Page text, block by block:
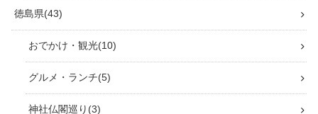
徳島県 43
おでかけ・観光 10
グルメ・ランチ 5
神社仏閣巡り 3